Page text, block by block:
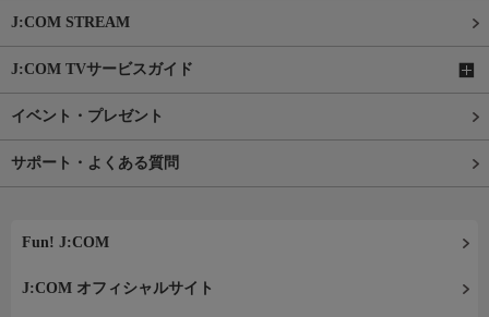
J:COM STREAM
J:COM TVサービスガイド
イベント・プレゼント
サポート・よくある質問
Fun! J:COM
J:COM オフィシャルサイト